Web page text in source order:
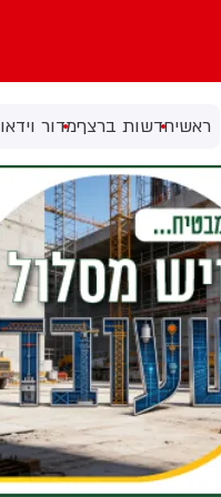
ראשיחדשות ברצףמדור וידאו